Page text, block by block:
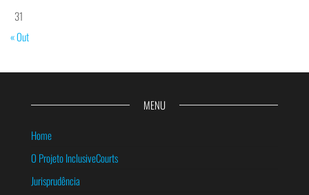
31
« Out
MENU
Home
O Projeto InclusiveCourts
Jurisprudência